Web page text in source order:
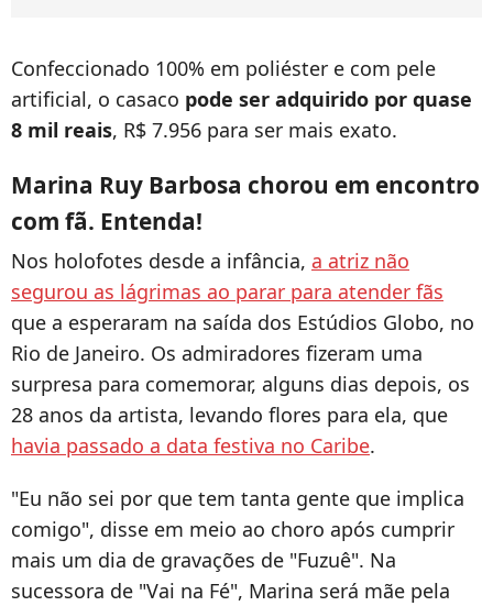
Confeccionado 100% em poliéster e com pele
artificial, o casaco pode ser adquirido por quase
8 mil reais, R$ 7.956 para ser mais exato.
Marina Ruy Barbosa chorou em encontro
com fã. Entenda!
Nos holofotes desde a infância, a atriz não
segurou as lágrimas ao parar para atender fãs
que a esperaram na saída dos Estúdios Globo, no
Rio de Janeiro. Os admiradores fizeram uma
surpresa para comemorar, alguns dias depois, os
28 anos da artista, levando flores para ela, que
havia passado a data festiva no Caribe.
"Eu não sei por que tem tanta gente que implica
comigo", disse em meio ao choro após cumprir
mais um dia de gravações de "Fuzuê". Na
sucessora de "Vai na Fé", Marina será mãe pela